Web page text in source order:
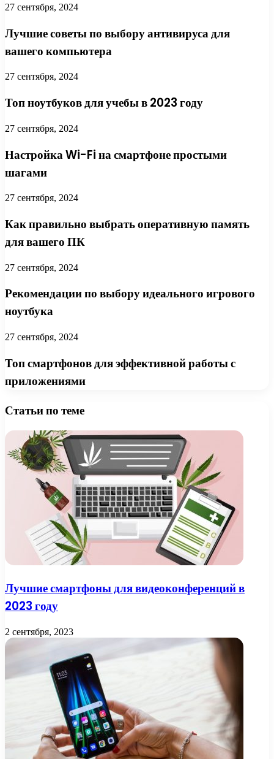
27 сентября, 2024
Лучшие советы по выбору антивируса для
вашего компьютера
27 сентября, 2024
Топ ноутбуков для учебы в 2023 году
27 сентября, 2024
Настройка Wi-Fi на смартфоне простыми
шагами
27 сентября, 2024
Как правильно выбрать оперативную память
для вашего ПК
27 сентября, 2024
Рекомендации по выбору идеального игрового
ноутбука
27 сентября, 2024
Топ смартфонов для эффективной работы с
приложениями
Статьи по теме
Лучшие смартфоны для видеоконференций в
2023 году
2 сентября, 2023